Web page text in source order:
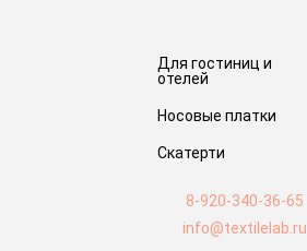
Для гостиниц и
отелей
Носовые платки
Скатерти
8-920-340-36-65
info@textilelab.ru